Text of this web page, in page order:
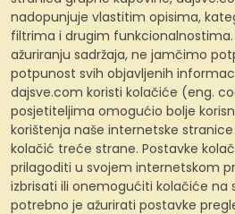
nadopunjuje vlastitim opisima,
filtrima i drugim
ažuriranju sadržaja, ne jamčimo
potpunost svih objavljenih
dajsve.com koristi kolačiće (eng.
posjetiteljima omogućio bolje
korištenja naše internetske
kolačić treće strane. Postavke
prilagoditi u svojem internetskom
izbrisati ili onemogućiti kolačiće na
potrebno je ažurirati postavke